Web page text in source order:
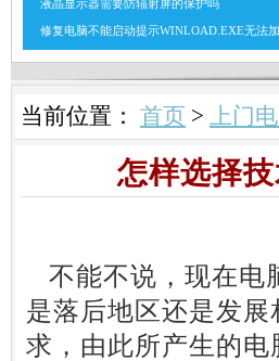
液晶显示器需要防辐射屏的保护吗
修复电脑不能启动提示WINLOAD.EXE无法
当前位置： 首页 > 上门
怎样选择
不能不说，现在电
是落后地区还是发
求，由此所产生的